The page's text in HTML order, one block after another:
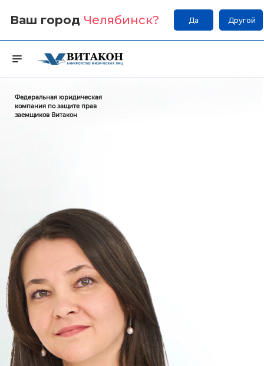
Ваш город Челябинск? Да Другой
Федеральная юридическая
компания по защите прав
заемщиков Витакон